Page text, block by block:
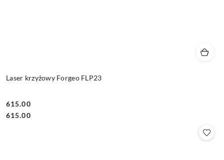
Laser krzyżowy Forgeo FLP23
Cena:
615.00
Cena:
615.00